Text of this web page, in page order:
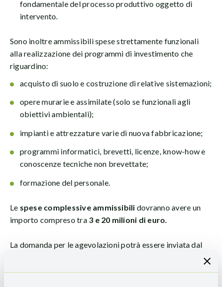
fondamentale del processo produttivo oggetto di
intervento.
Sono inoltre ammissibili spese strettamente funzionali
alla realizzazione dei programmi di investimento che
riguardino:
acquisto di suolo e costruzione di relative sistemazioni;
opere murarie e assimilate (solo se funzionali agli
obiettivi ambientali);
impianti e attrezzature varie di nuova fabbricazione;
programmi informatici, brevetti, licenze, know-how e
conoscenze tecniche non brevettate;
formazione del personale.
Le spese complessive ammissibili dovranno avere un
importo compreso tra 3 e 20 milioni di euro.
La domanda per le agevolazioni potrà essere inviata dal